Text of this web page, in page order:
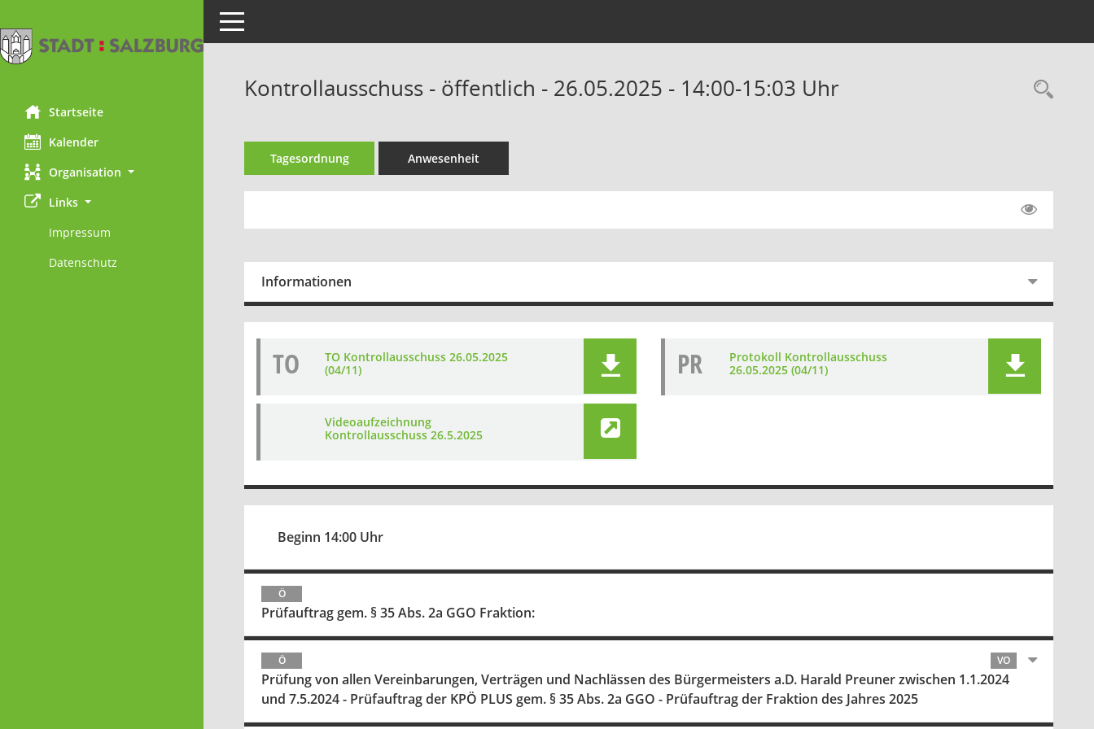
Startseite
Kalender
Organisation
Links
Impressum
Datenschutz
Toggle navigation
Kontrollausschuss - öffentlich - 26.05.2025 - 14:00-15:03 Uhr
Tagesordnung Anwesenheit
Informationen
TO
TO Kontrollausschuss 26.05.2025
(04/11)
PR
Protokoll Kontrollausschuss
26.05.2025 (04/11)
Videoaufzeichnung
Kontrollausschuss 26.5.2025
Beginn 14:00 Uhr
Ö
Prüfauftrag gem. § 35 Abs. 2a GGO Fraktion:
Ö VO
Prüfung von allen Vereinbarungen, Verträgen und Nachlässen des Bürgermeisters a.D. Harald Preuner zwischen 1.1.2024
und 7.5.2024 - Prüfauftrag der KPÖ PLUS gem. § 35 Abs. 2a GGO - Prüfauftrag der Fraktion des Jahres 2025